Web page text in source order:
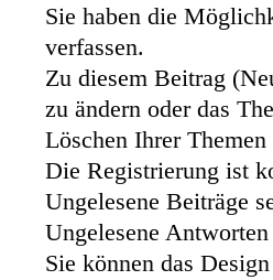
Sie haben die
verfassen.
Zu diesem Beitrag
zu ändern oder das
Löschen Ihrer
Die Registrierung ist
Ungelesene Beiträge
Ungelesene
Sie können das